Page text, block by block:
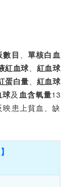
數目
單核白血
紅血球
紅血球
蛋白量
紅血球
球及 血含氧量13
患上貧血、缺